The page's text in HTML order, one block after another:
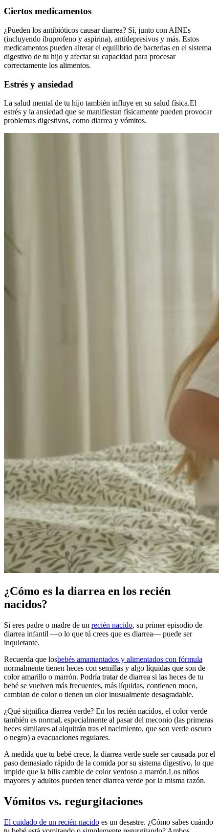
Ciertos medicamentos
¿Pueden los antibióticos causar diarrea? Sí, junto con AINEs
(incluyendo ibuprofeno y aspirina), antidepresivos y más. Estos
medicamentos pueden alterar el equilibrio de bacterias en el sistema
digestivo de tu hijo y afectar su capacidad para procesar
correctamente los alimentos.
Estrés y ansiedad
La salud mental de tu hijo también influye en su salud física.El
estrés y la ansiedad que se manifiestan físicamente pueden provocar
problemas digestivos, como diarrea y vómitos.
¿Cómo es la diarrea en los recién
nacidos?
Si eres padre o madre de un recién nacido, su primer episodio de
diarrea infantil —o lo que tú crees que es diarrea— puede ser
inquietante.
Recuerda que losbebés amamantados y alimentados con fórmula
normalmente tienen heces con semillas y algo líquidas que son de
color amarillo o marrón. Podría tratar de diarrea si las heces de tu
bebé se vuelven más frecuentes, más líquidas, contienen moco,
cambian de color o tienen un olor inusualmente desagradable.
¿Qué significa diarrea verde? En los recién nacidos, el color verde
también es normal, especialmente al pasar del meconio (las primeras
heces similares al alquitrán tras el nacimiento, que son verde oscuro
o negro) a evacuaciones regulares.
A medida que tu bebé crece, la diarrea verde suele ser causada por el
paso demasiado rápido de la comida por su sistema digestivo, lo que
impide que la bilis cambie de color verdoso a marrón.Los niños
mayores y adultos pueden tener diarrea verde por la misma razón.
Vómitos vs. regurgitaciones
El cuidado de un recién nacido es un desastre. ¿Cómo sabes cuándo